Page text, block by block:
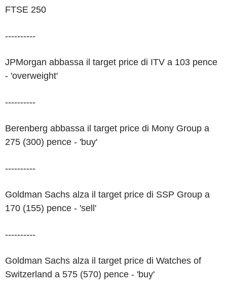
FTSE 250
----------
JPMorgan abbassa il target price di ITV a 103 pence
- 'overweight'
----------
Berenberg abbassa il target price di Mony Group a
275 (300) pence - 'buy'
----------
Goldman Sachs alza il target price di SSP Group a
170 (155) pence - 'sell'
----------
Goldman Sachs alza il target price di Watches of
Switzerland a 575 (570) pence - 'buy'